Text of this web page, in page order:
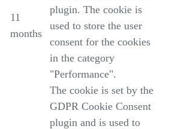
11
months
plugin. The cookie is
used to store the user
consent for the cookies
in the category
"Performance".
The cookie is set by the
GDPR Cookie Consent
plugin and is used to